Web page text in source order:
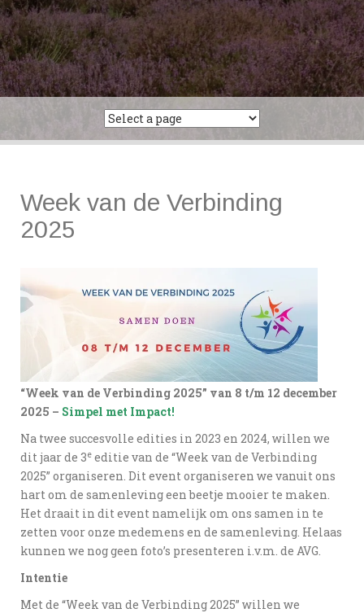
Week van de Verbinding
2025
“Week van de Verbinding 2025” van 8 t/m 12 december
2025 – Simpel met Impact!
Na twee succesvolle edities in 2023 en 2024, willen we
dit jaar de 3e editie van de “Week van de Verbinding
2025” organiseren. Dit event organiseren we vanuit ons
hart om de samenleving een beetje mooier te maken.
Het draait in dit event namelijk om ons samen in te
zetten voor onze medemens en de samenleving. Helaas
kunnen we nog geen foto’s presenteren i.v.m. de AVG.
Intentie
Met de “Week van de Verbinding 2025” willen we